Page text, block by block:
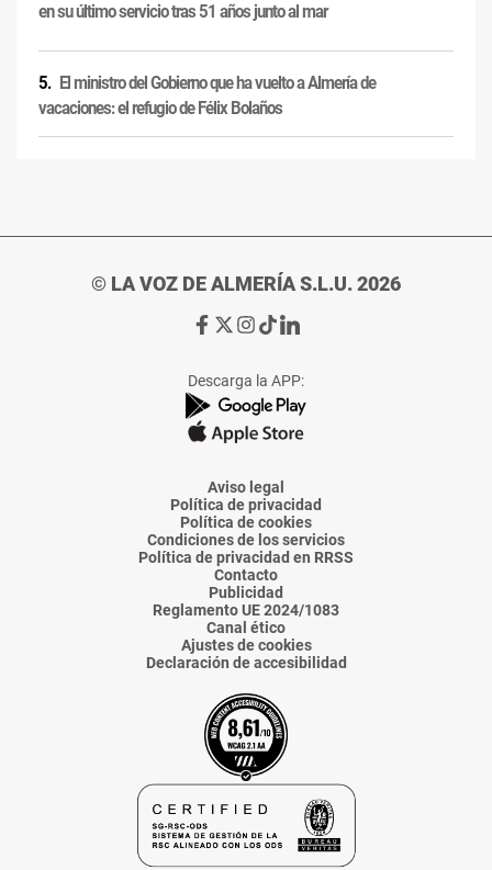
en su último servicio tras 51 años junto al mar
El ministro del Gobierno que ha vuelto a Almería de
vacaciones: el refugio de Félix Bolaños
© LA VOZ DE ALMERÍA S.L.U. 2026
Ir
de
La
Voz
Almería
Ir
de
La
Voz
Almería
Ir
de
La
Voz
Almería
Ir
de
La
Voz
Almería
Ir
de
La
Voz
Descarga la APP:
Aviso legal
Política de privacidad
Política de cookies
Condiciones de los servicios
Política de privacidad en RRSS
Contacto
Publicidad
Reglamento UE 2024/1083
Canal ético
Ajustes de cookies
Declaración de accesibilidad